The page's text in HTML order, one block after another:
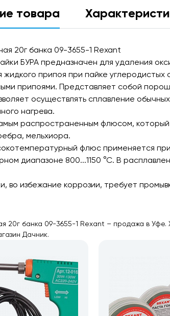
товара
20г банка 09-3655-1 Rexant
БУРА предназначен для удаления
жидкого припоя при пайке
припоями. Представляет собой
осуществлять сплавление
нагрева.
распространенным флюсом,
мельхиора.
флюс применяется
диапазоне 800...1150 °С. В
во избежание коррозии, требует
20г банка 09-3655-1 Rexant – продажа в
Дачник.